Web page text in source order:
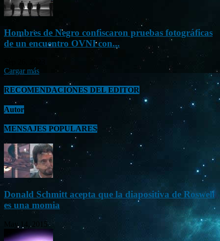
Hombres de Negro confiscaron pruebas fotográficas
de un encuentro OVNI con...
Cargar más
RECOMENDACIONES DEL EDITOR
Autor
MENSAJES POPULARES
Donald Schmitt acepta que la diapositiva de Roswell
es una momia
May 14, 2015